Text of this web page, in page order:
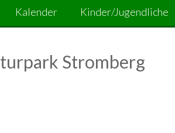
Kalender Kinder/Jugendliche
Stromberg